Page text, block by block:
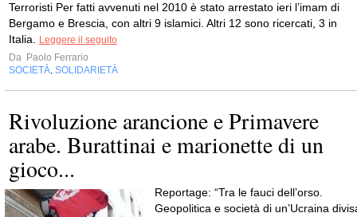
Terroristi Per fatti avvenuti nel 2010 è stato arrestato ieri l’imam di
Bergamo e Brescia, con altri 9 islamici. Altri 12 sono ricercati, 3 in
Italia.
Leggere il seguito
Da Paolo Ferrario
SOCIETÀ SOLIDARIETÀ
Rivoluzione arancione e Primavere
arabe. Burattinai e marionette di un
gioco...
Reportage: “Tra le fauci dell’orso.
Geopolitica e società di un’Ucraina